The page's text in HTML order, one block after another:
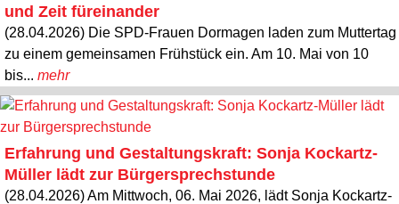
und Zeit füreinander
(28.04.2026) Die SPD-Frauen Dormagen laden zum Muttertag
zu einem gemeinsamen Frühstück ein. Am 10. Mai von 10
bis... mehr
Erfahrung und Gestaltungskraft: Sonja Kockartz-
Müller lädt zur Bürgersprechstunde
(28.04.2026) Am Mittwoch, 06. Mai 2026, lädt Sonja Kockartz-